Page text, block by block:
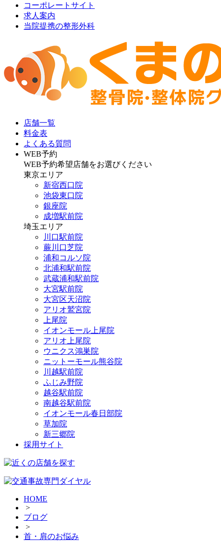
コーポレートサイト
求人案内
当院提携の整形外科
店舗一覧
料金表
よくある質問
WEB予約
WEB予約希望店舗をお選びください
東京エリア
新宿西口院
池袋東口院
銀座院
成増駅前院
埼玉エリア
川口駅前院
蕨川口芝院
浦和コルソ院
北浦和駅前院
武蔵浦和駅前院
大宮駅前院
大宮区天沼院
アリオ鷲宮院
上尾院
イオンモール上尾院
アリオ上尾院
ウニクス鴻巣院
ニットーモール熊谷院
川越駅前院
ふじみ野院
越谷駅前院
南越谷駅前院
イオンモール春日部院
草加院
新三郷院
採用サイト
HOME
>
ブログ
>
首・肩のお悩み